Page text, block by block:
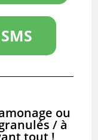
ou
/ à
tout !